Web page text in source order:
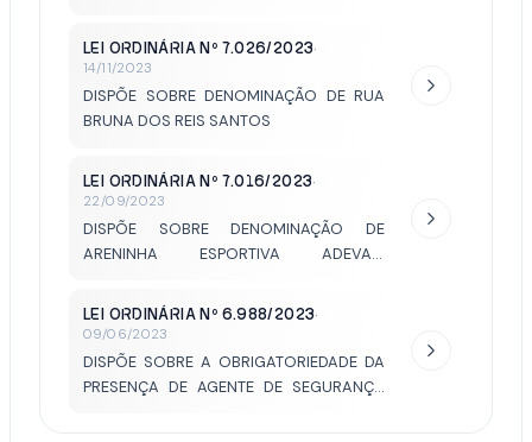
LEI ORDINÁRIA Nº 7.026/2023·
14/11/2023
DISPÕE SOBRE DENOMINAÇÃO DE RUA
BRUNA DOS REIS SANTOS
LEI ORDINÁRIA Nº 7.016/2023·
22/09/2023
DISPÕE SOBRE DENOMINAÇÃO DE
ARENINHA ESPORTIVA ADEVAIR
LEI ORDINÁRIA Nº 6.988/2023·
09/06/2023
DISPÕE SOBRE A OBRIGATORIEDADE DA
PRESENÇA DE AGENTE DE SEGURANÇA